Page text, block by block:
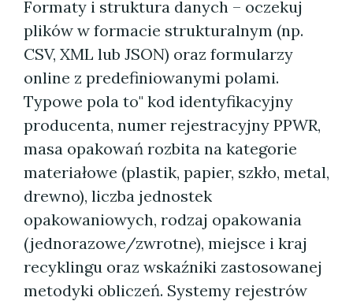
Formaty i struktura danych – oczekuj
plików w formacie strukturalnym (np.
CSV, XML lub JSON) oraz formularzy
online z predefiniowanymi polami.
Typowe pola to" kod identyfikacyjny
producenta, numer rejestracyjny PPWR,
masa opakowań rozbita na kategorie
materiałowe (plastik, papier, szkło, metal,
drewno), liczba jednostek
opakowaniowych, rodzaj opakowania
(jednorazowe/zwrotne), miejsce i kraj
recyklingu oraz wskaźniki zastosowanej
metodyki obliczeń. Systemy rejestrów